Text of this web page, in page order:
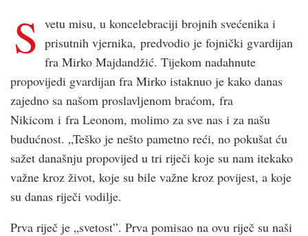
S vetu misu, u koncelebraciji brojnih svećenika i
prisutnih vjernika, predvodio je fojnički gvardijan
fra Mirko Majdandžić. Tijekom nadahnute
propovijedi gvardijan fra Mirko istaknuo je kako danas
zajedno sa našom proslavljenom braćom, fra
Nikicom i fra Leonom, molimo za sve nas i za našu
budućnost. „Teško je nešto pametno reći, no pokušat ću
sažet današnju propovijed u tri riječi koje su nam itekako
važne kroz život, koje su bile važne kroz povijest, a koje
su danas riječi vodilje.
Prva riječ je „svetost”. Prva pomisao na ovu riječ su naši